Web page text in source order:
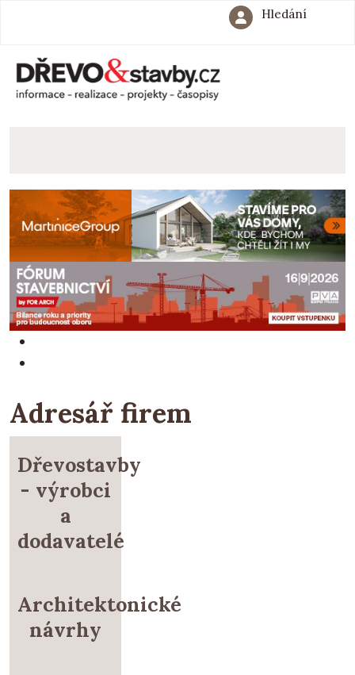
Hledání
Adresář firem
Dřevostavby
- výrobci
a
dodavatelé
Architektonické
návrhy